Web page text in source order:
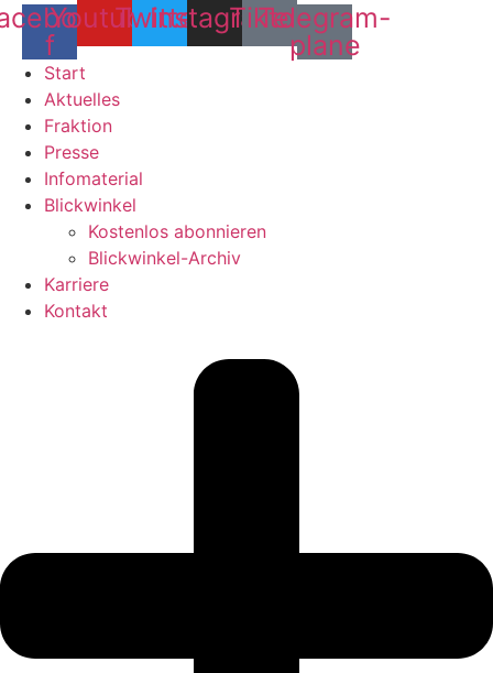
f
YoutubeTwitter
Instagram
Tiktok
Telegram-
plane
Start
Aktuelles
Fraktion
Presse
Infomaterial
Blickwinkel
Kostenlos abonnieren
Blickwinkel-Archiv
Karriere
Kontakt